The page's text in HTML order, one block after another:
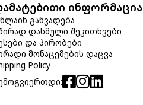
ინფორმაცია
განვადება
დასმული შეკითხვები
და პირობები
მონაცემების დაცვა
Policy